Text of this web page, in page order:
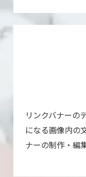
リンクバナーの
になる画像内の
ナーの制作・編